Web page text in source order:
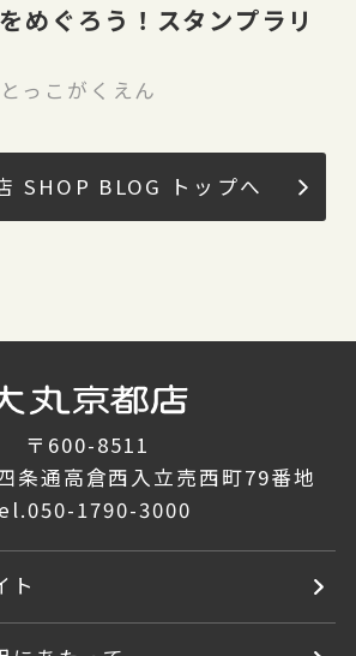
めぐろう！スタンプラリ
っこがくえん
SHOP BLOG トップへ
〒600-8511
条通高倉西入立売西町79番地
050-1790-3000
ト